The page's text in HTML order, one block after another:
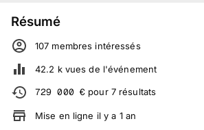
Résumé
107 membres intéressés
42.2 kvues de l'événement
729 000 € pour 7 résultats
Mise en ligne il y a 1 an